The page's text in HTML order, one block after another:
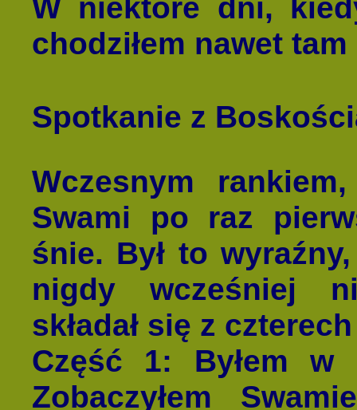
W niektóre dni,
chodziłem nawet tam
Spotkanie z
Wczesnym
Swami po raz
śnie. Był to
nigdy wcześniej
składał się z
Część 1: Byłem w
Zobaczyłem